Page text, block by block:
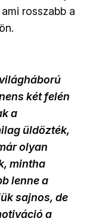
rosszabb a
két felén
a
üldözték,
olyan
mintha
lenne a
sajnos, de
a